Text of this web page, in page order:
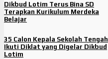
Dikbud Lotim Terus Bina SD
Terapkan Kurikulum Merdeka
Belajar
35 Calon Kepala Sekolah Tengah
Ikuti Diklat yang Digelar Dikbud
Lotim